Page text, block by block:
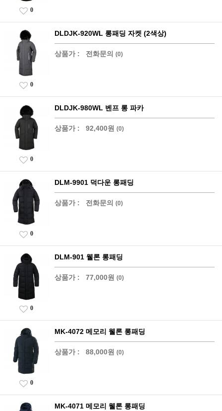
0
DLDJK-920WL 롱패딩 자켓 (2색상)
상품가 : 전화문의 (0)
0
DLDJK-980WL 벤프 롱 파카
상품가 : 92,400원 (0)
0
DLM-9901 덕다운 롱패딩
상품가 : 전화문의 (0)
0
DLM-901 웰론 롱패딩
상품가 : 77,000원 (0)
0
MK-4072 메모리 웰론 롱패딩
상품가 : 88,000원 (0)
0
MK-4071 메모리 웰론 롱패딩